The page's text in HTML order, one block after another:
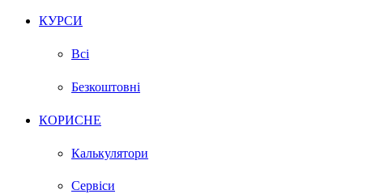
КУРСИ
Всі
Безкоштовні
КОРИСНЕ
Калькулятори
Сервіси